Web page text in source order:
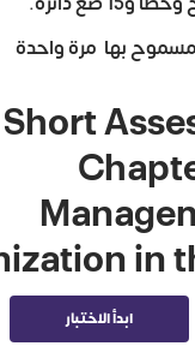
بها مرة واحدة
Short
in